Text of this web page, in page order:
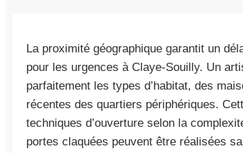
La proximité géographique garantit un
pour les urgences à Claye-Souilly. Un
parfaitement les types d’habitat, des
récentes des quartiers périphériques.
techniques d’ouverture selon la
portes claquées peuvent être réalisées